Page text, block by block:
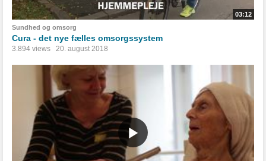
03:12
Sundhed og omsorg
Cura - det nye fælles omsorgssystem
3.894 views 20. august 2018